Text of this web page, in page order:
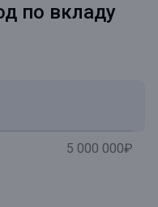
по вкладу
5 000 000₽